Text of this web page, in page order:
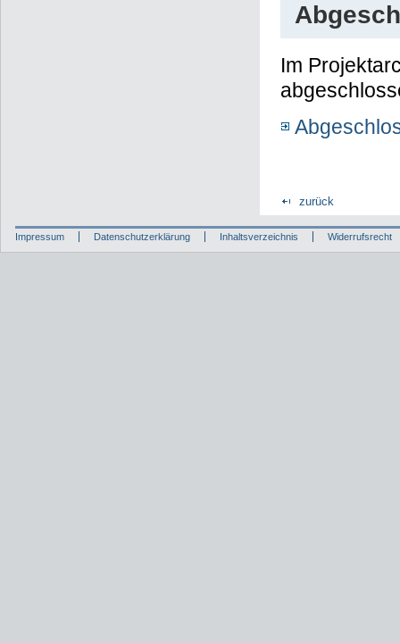
Im
zurück
Impressum Datenschutzerklärung Inhaltsverzeichnis Widerrufsrecht